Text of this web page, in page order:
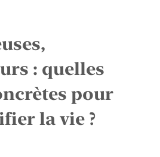
: quelles
pour
la vie ?